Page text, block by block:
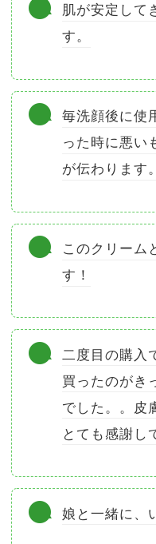
肌が安定して
す。
毎洗顔後に使
った時に悪い
が伝わります。
このクリーム
す！
二度目の購入
買ったのがき
でした。。皮
とても感謝し
娘と一緒に、